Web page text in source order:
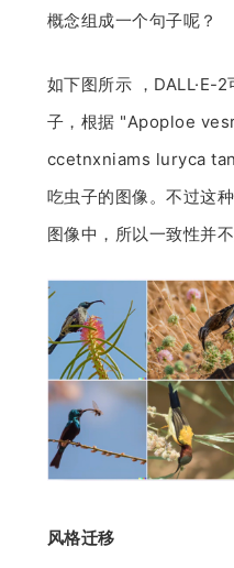
概念组成一个句子呢？
如下图所示 ，DALL·E-
子，根据 "Apoploe
ccetnxniams luryca
吃虫子的图像。不过这
图像中，所以一致性并不
风格迁移